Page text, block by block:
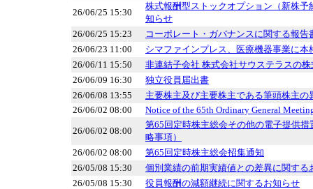
26/06/25 15:30
株式報酬型ストックオプション（新株予
知らせ
26/06/25 15:23
コーポレート・ガバナンスに関する報告
26/06/23 11:00
シマファインプレス、医療機器事業に本
26/06/11 15:50
非連結子会社 株式会社サウステラスの
26/06/09 16:30
独立役員届出書
26/06/08 13:55
主要株主及び主要株主である筆頭株主の
26/06/02 08:00
Notice of the 65th Ordinary General
26/06/02 08:00
第65回定時株主総会その他の電子提供
略事項）
26/06/02 08:00
第65回定時株主総会招集通知
26/05/08 15:30
個別業績の前期実績値との差異に関する
26/05/08 15:30
役員報酬の減額継続に関するお知らせ